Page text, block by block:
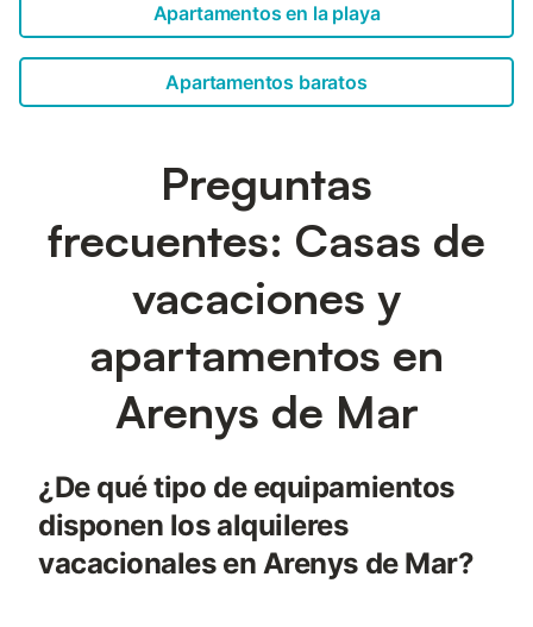
Apartamentos en la playa
Apartamentos baratos
Preguntas
frecuentes: Casas de
vacaciones y
apartamentos en
Arenys de Mar
¿De qué tipo de equipamientos
disponen los alquileres
vacacionales en Arenys de Mar?